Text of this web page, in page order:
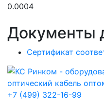
0.0004
Документы
Сертификат
+7 (499) 322-16-99